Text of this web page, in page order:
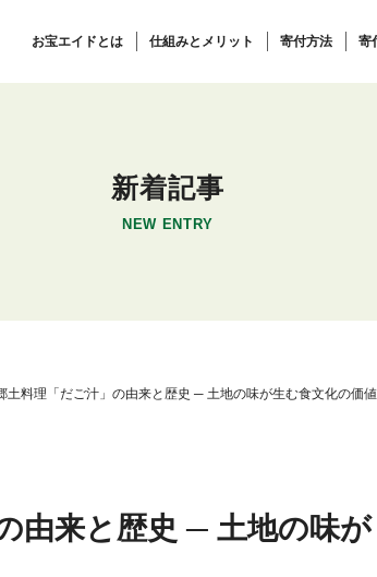
お宝エイドとは 仕組みとメリット 寄付方法 寄
新着記事
NEW ENTRY
土料理「だご汁」の由来と歴史 ─ 土地の味が生む食文化の価値
由来と歴史 ─ 土地の味が